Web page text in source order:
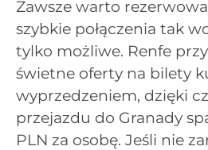
Zawsze warto
szybkie połączenia tak
tylko możliwe. Renfe
świetne oferty na bilety
wyprzedzeniem, dzięki
przejazdu do Granady
PLN za osobę. Jeśli nie